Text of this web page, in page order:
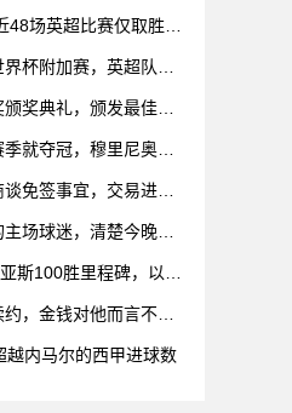
场英超比赛仅取胜11
杯附加赛，英超队关
奖典礼，颁发最佳特
就夺冠，穆里尼奥到
免签事宜，交易进入
场球迷，清楚今晚就
斯100胜里程碑，以及
，金钱对他而言不是
越内马尔的西甲进球数